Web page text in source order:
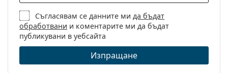
Съгласявам се данните ми да бъдат
обработвани и коментарите ми да бъдат
публикувани в уебсайта
Изпращане